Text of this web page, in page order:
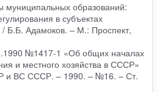
муниципальных образований:
в субъектах
Б.Б. Адамоков. – М.: Проспект,
№1417-1 «Об общих началах
и местного хозяйства в СССР»
и ВС СССР. – 1990. – №16. – Ст.